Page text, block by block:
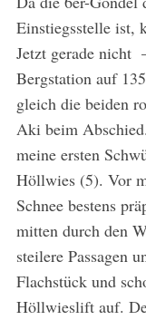
Einstiegsstelle ist,
Jetzt gerade nicht
Bergstation auf
gleich die beiden
Aki beim
meine ersten
Höllwies (5). Vor
Schnee bestens
mitten durch den
steilere Passagen
Flachstück und
Höllwieslift auf.